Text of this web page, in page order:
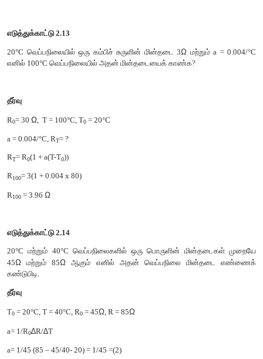
பின்வரும் கருத்தின் மூலம் மின்தடை எண் வெப்பநிலையை
கண்டோம். மின்தடை எண் ஆனது ppppppppp வின் தலைகீழ்
இதனை கீழ்க்கண்டவாறு எழுதலாம்.
பொருட்களின் மின்தடை எண் ஆனது
i) எலக்ட்ரான்களின் எண் அடர்த்தி (n) க்குஎதிர்த்தகவில் அமையும்.
ii) மோதலுக்கு இடைப்பட்ட சராசரி காலத்திற்கு pppppp
மின்தடை எண் குறையும்.